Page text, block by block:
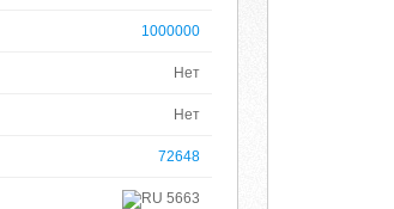
1000000
Нет
Нет
72648
5663